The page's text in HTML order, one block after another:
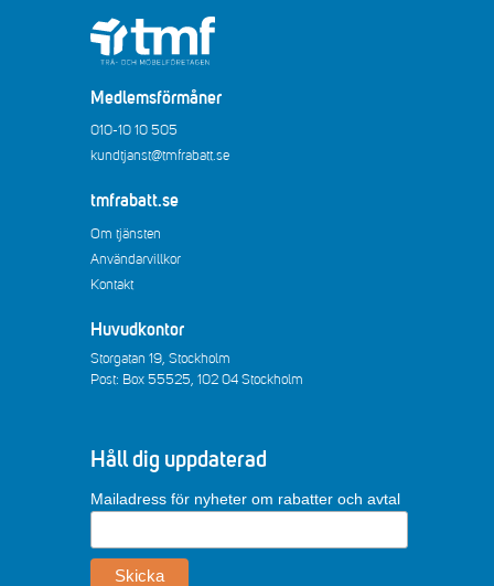
Medlemsförmåner
010-10 10 505
kundtjanst@tmfrabatt.se
tmfrabatt.se
Om tjänsten
Användarvillkor
Kontakt
Huvudkontor
Storgatan 19, Stockholm
Post: Box 55525, 102 04 Stockholm
Håll dig uppdaterad
Mailadress för nyheter om rabatter och avtal